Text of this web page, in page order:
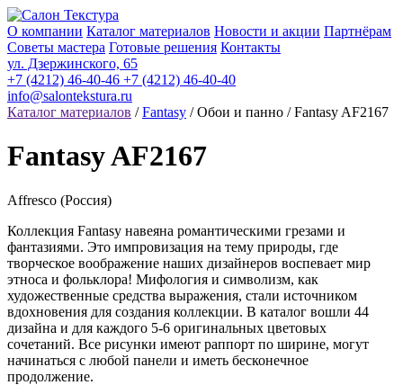
О компании Каталог материалов Новости и акции Партнёрам
Советы мастера Готовые решения Контакты
ул. Дзержинского, 65
+7 (4212) 46-40-46 +7 (4212) 46-40-40
info@salontekstura.ru
Каталог материалов /Fantasy / Обои и панно / Fantasy AF2167
Fantasy AF2167
Affresco (Россия)
Коллекция Fantasy навеяна романтическими грезами и
фантазиями. Это импровизация на тему природы, где
творческое воображение наших дизайнеров воспевает мир
этноса и фольклора! Мифология и символизм, как
художественные средства выражения, стали источником
вдохновения для создания коллекции. В каталог вошли 44
дизайна и для каждого 5-6 оригинальных цветовых
сочетаний. Все рисунки имеют раппорт по ширине, могут
начинаться с любой панели и иметь бесконечное
продолжение.